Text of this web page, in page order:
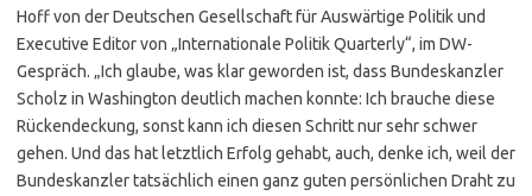
Hoff von der Deutschen Gesellschaft für Auswärtige Politik und
Executive Editor von „Internationale Politik Quarterly“, im DW-
Gespräch. „Ich glaube, was klar geworden ist, dass Bundeskanzler
Scholz in Washington deutlich machen konnte: Ich brauche diese
Rückendeckung, sonst kann ich diesen Schritt nur sehr schwer
gehen. Und das hat letztlich Erfolg gehabt, auch, denke ich, weil der
Bundeskanzler tatsächlich einen ganz guten persönlichen Draht zu